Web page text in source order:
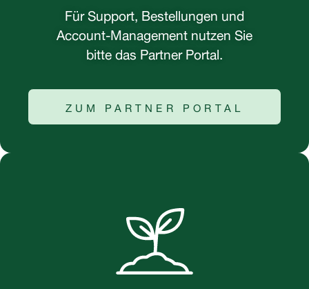
Für Support, Bestellungen und
Account-Management nutzen Sie
bitte das Partner Portal.
ZUM PARTNER PORTAL